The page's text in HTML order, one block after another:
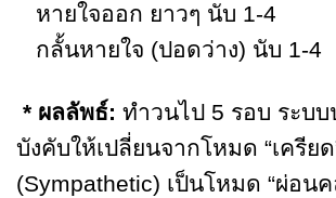
หายใจออก ยาวๆ นับ 1-4
กลั้นหายใจ (ปอดว่าง) นับ 1-4
* ผลลัพธ์: ทำวนไป 5 รอบ ระบบ
บังคับให้เปลี่ยนจากโหมด “เครียด
(Sympathetic) เป็นโหมด “ผ่อนค